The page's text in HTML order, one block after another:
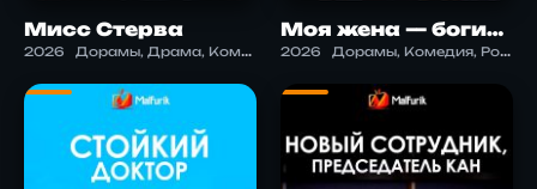
Мисс Стерва
2026 Дорамы, Драма, Комедия, Мистика
Моя жена — богиня оружия
2026 Дорамы, Комедия, Романтика